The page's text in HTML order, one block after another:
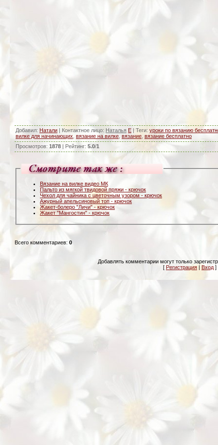
Добавил: Натали | Контактное лицо: Наталья E | Теги: уроки по вязанию
вилке для начинающих вязание на вилке вязание вязание бесплатно
Просмотров: 1878 | Рейтинг: 5.0/1
Вязание на вилке видео МК
Пальто из мягкой твидовой пряжи - крючок
Чехол для чайника с цветочным узором - крючок
Ажурный апельсиновый топ - крючок
Жакет-болеро "Личи" - крючок
Жакет "Мангостин" - крючок
Всего комментариев: 0
Добавлять комментарии могут только
[ Регистрация Вход ]